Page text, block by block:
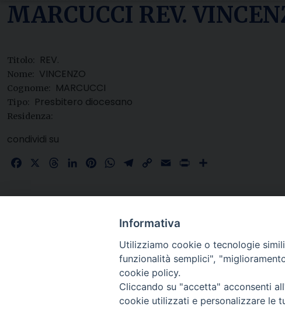
MARCUCCI REV.
Titolo: REV.
Nome: VINCENZO
Cognome: MARCUCCI
Tipo: Presbitero diocesano
Residenza:
condividi su
FacebookThreadsLinkedInPinterestWhatsApp
Telegram
Copy Email Print
Informativa
Utilizziamo cookie o tecnologie
funzionalità semplici",
cookie policy.
Cliccando su "accetta" acconsenti
cookie utilizzati e personalizzare le